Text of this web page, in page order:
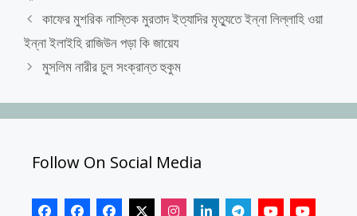
কাফের মুশরিক নাস্তিক মুরতাদ ইত্যাদির মৃত্যুতে ইন্না লিল্লাহি ওয়া
ইন্না ইলাইহি রাজিউন পড়া কি জায়েয
মুসলিম নারীর চুল সংক্রান্ত হুকুম
Follow On Social Media